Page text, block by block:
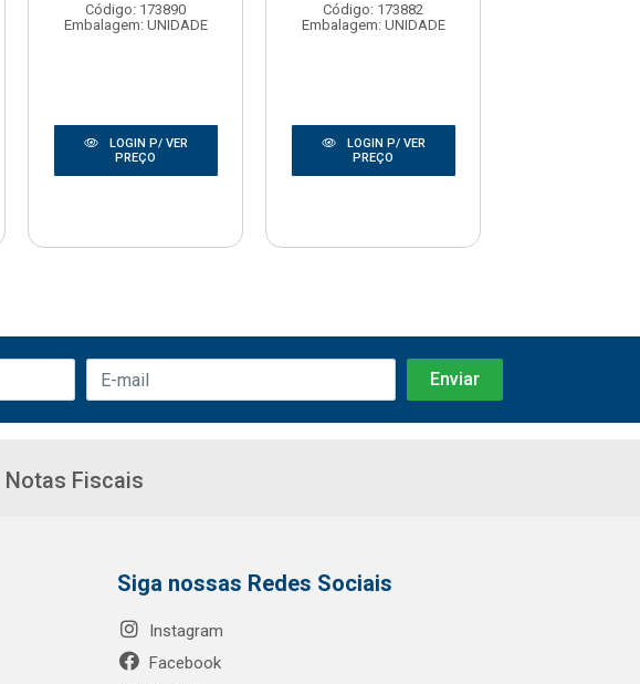
Código: 173890
Embalagem: UNIDADE
LOGIN P/ VER
PREÇO
Código: 173882
Embalagem: UNIDADE
LOGIN P/ VER
PREÇO
Notas Fiscais
Siga nossas Redes Sociais
Instagram
Facebook